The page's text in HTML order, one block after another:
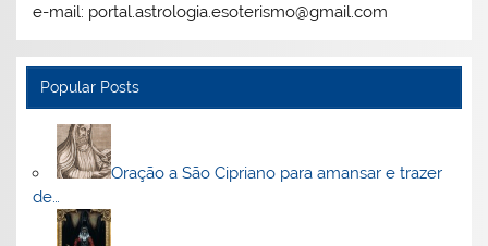
e-mail: portal.astrologia.esoterismo@gmail.com
Popular Posts
Oração a São Cipriano para amansar e trazer
de…